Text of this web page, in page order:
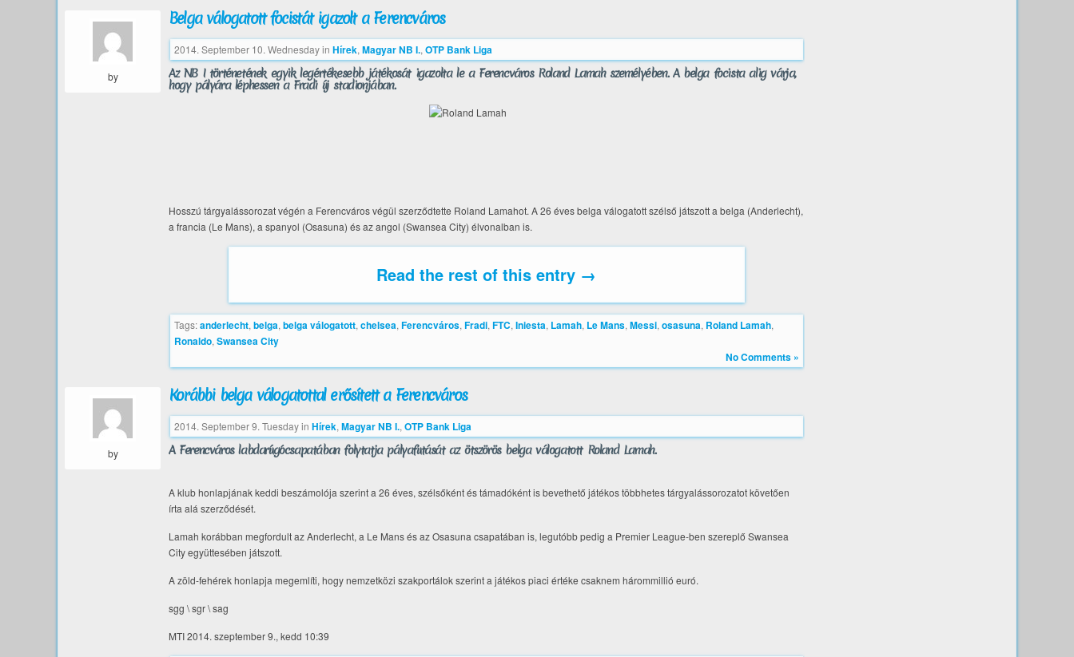
by
Belga válogatott focistát igazolt a Ferencváros
2014. September 10. Wednesdayin Hírek, Magyar NB I., OTP Bank Liga
Az NB I történetének egyik legértékesebb játékosát igazolta le a Ferencváros Roland Lamah személyében. A belga focista alig várja,
hogy pályára léphessen a Fradi új stadionjában.
Hosszú tárgyalássorozat végén a Ferencváros végül szerződtette Roland Lamahot. A 26 éves belga válogatott szélső játszott a belga (Anderlecht),
a francia (Le Mans), a spanyol (Osasuna) és az angol (Swansea City) élvonalban is.
Read the rest of this entry →
Tags:anderlecht, belga, belga válogatott, chelsea, Ferencváros, Fradi, FTC, Iniesta, Lamah, Le Mans, Messi, osasuna, Roland Lamah,
Ronaldo, Swansea City
No Comments »
by
Korábbi belga válogatottal erősített a Ferencváros
2014. September 9. Tuesdayin Hírek, Magyar NB I., OTP Bank Liga
A Ferencváros labdarúgócsapatában folytatja pályafutását az ötszörös belga válogatott Roland Lamah.
A klub honlapjának keddi beszámolója szerint a 26 éves, szélsőként és támadóként is bevethető játékos többhetes tárgyalássorozatot követően
írta alá szerződését.
Lamah korábban megfordult az Anderlecht, a Le Mans és az Osasuna csapatában is, legutóbb pedig a Premier League-ben szereplő Swansea
City együttesében játszott.
A zöld-fehérek honlapja megemlíti, hogy nemzetközi szakportálok szerint a játékos piaci értéke csaknem hárommillió euró.
sgg \ sgr \ sag
MTI 2014. szeptember 9., kedd 10:39